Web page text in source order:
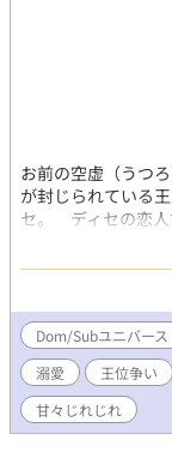
お前の空虚（うつ
が封じられている
セ。 ディセの恋人
たのに、即位して
いていた。 王位を
うと、鍵を狙っ
章、第一王子の
様とディセの出会
でNTRとゆー不謹
たっぷり番外編も
りＳｕｂを溺愛Ｄ
ｍ/Ｓｕｂユニバー
Dom/Subユニバース
溺愛
王位争い
甘々じれじれ